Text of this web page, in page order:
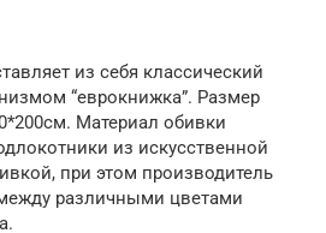
из себя классический
“еврокнижка”. Размер
Материал обивки
из искусственной
при этом производитель
различными цветами